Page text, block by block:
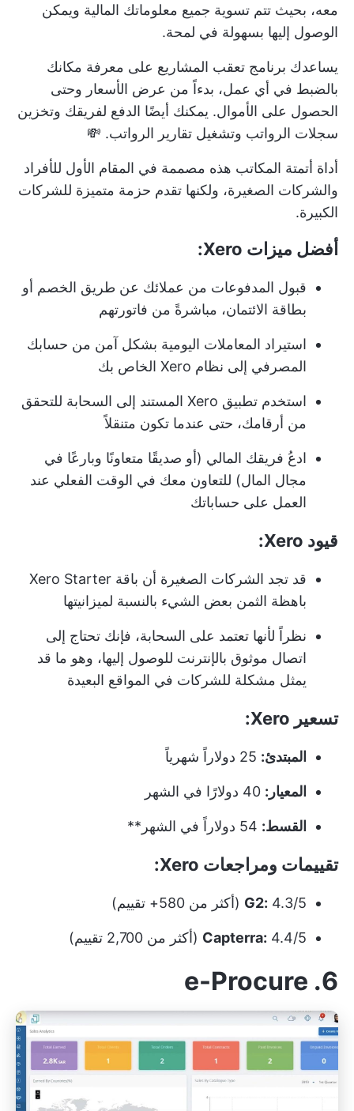
معه، بحيث تتم تسوية جميع معلوماتك المالية ويمكن
الوصول إليها بسهولة في لمحة.
يساعدك برنامج تعقب المشاريع على معرفة مكانك
بالضبط في أي عمل، بدءاً من عرض الأسعار وحتى
الحصول على الأموال. يمكنك أيضًا الدفع لفريقك وتخزين
سجلات الرواتب وتشغيل تقارير الرواتب. 💸
أداة أتمتة المكاتب هذه مصممة في المقام الأول للأفراد
والشركات الصغيرة، ولكنها تقدم حزمة متميزة للشركات
الكبيرة.
أفضل ميزات Xero:
قبول المدفوعات من عملائك عن طريق الخصم أو
بطاقة الائتمان، مباشرةً من فاتورتهم
استيراد المعاملات اليومية بشكل آمن من حسابك
المصرفي إلى نظام Xero الخاص بك
استخدم تطبيق Xero المستند إلى السحابة للتحقق
من أرقامك، حتى عندما تكون متنقلاً
ادعُ فريقك المالي (أو صديقًا متعاونًا وبارعًا في
مجال المال) للتعاون معك في الوقت الفعلي عند
العمل على حساباتك
قيود Xero:
قد تجد الشركات الصغيرة أن باقة Xero Starter
باهظة الثمن بعض الشيء بالنسبة لميزانيتها
نظراً لأنها تعتمد على السحابة، فإنك تحتاج إلى
اتصال موثوق بالإنترنت للوصول إليها، وهو ما قد
يمثل مشكلة للشركات في المواقع البعيدة
تسعير Xero:
المبتدئ:
المعيار:
القسط:
تقييمات ومراجعات Xero:
G2: 4.3/5 (أكثر من 580+ تقييم)
Capterra: 4.4/5 (أكثر من 2,700 تقييم)
6. e-Procure